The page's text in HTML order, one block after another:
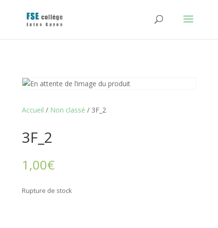
Accueil / Non classé / 3F_2
3F_2
1,00€
Rupture de stock